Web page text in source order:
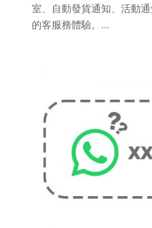
室、自動發貨通知、活動
的客服務體驗。...